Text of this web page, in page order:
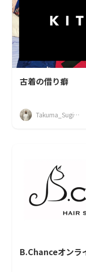
古着の借り癖
Takuma_Sugimoto
B.Chanceオンラ